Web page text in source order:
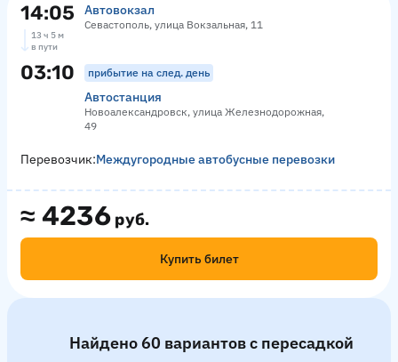
14:05 Автовокзал
Севастополь, улица Вокзальная, 11
13 ч 5 м
в пути
03:10 прибытие на след. день
Автостанция
Новоалександровск, улица Железнодорожная,
49
≈ 4236 руб.
Купить билет
Перевозчик:Междугородные автобусные перевозки
Найдено 60 вариантов с пересадкой